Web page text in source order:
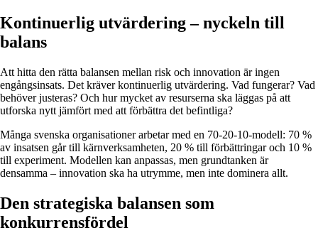
Kontinuerlig utvärdering – nyckeln till
balans
Att hitta den rätta balansen mellan risk och innovation är ingen
engångsinsats. Det kräver kontinuerlig utvärdering. Vad fungerar? Vad
behöver justeras? Och hur mycket av resurserna ska läggas på att
utforska nytt jämfört med att förbättra det befintliga?
Många svenska organisationer arbetar med en 70-20-10-modell: 70 %
av insatsen går till kärnverksamheten, 20 % till förbättringar och 10 %
till experiment. Modellen kan anpassas, men grundtanken är
densamma – innovation ska ha utrymme, men inte dominera allt.
Den strategiska balansen som
konkurrensfördel